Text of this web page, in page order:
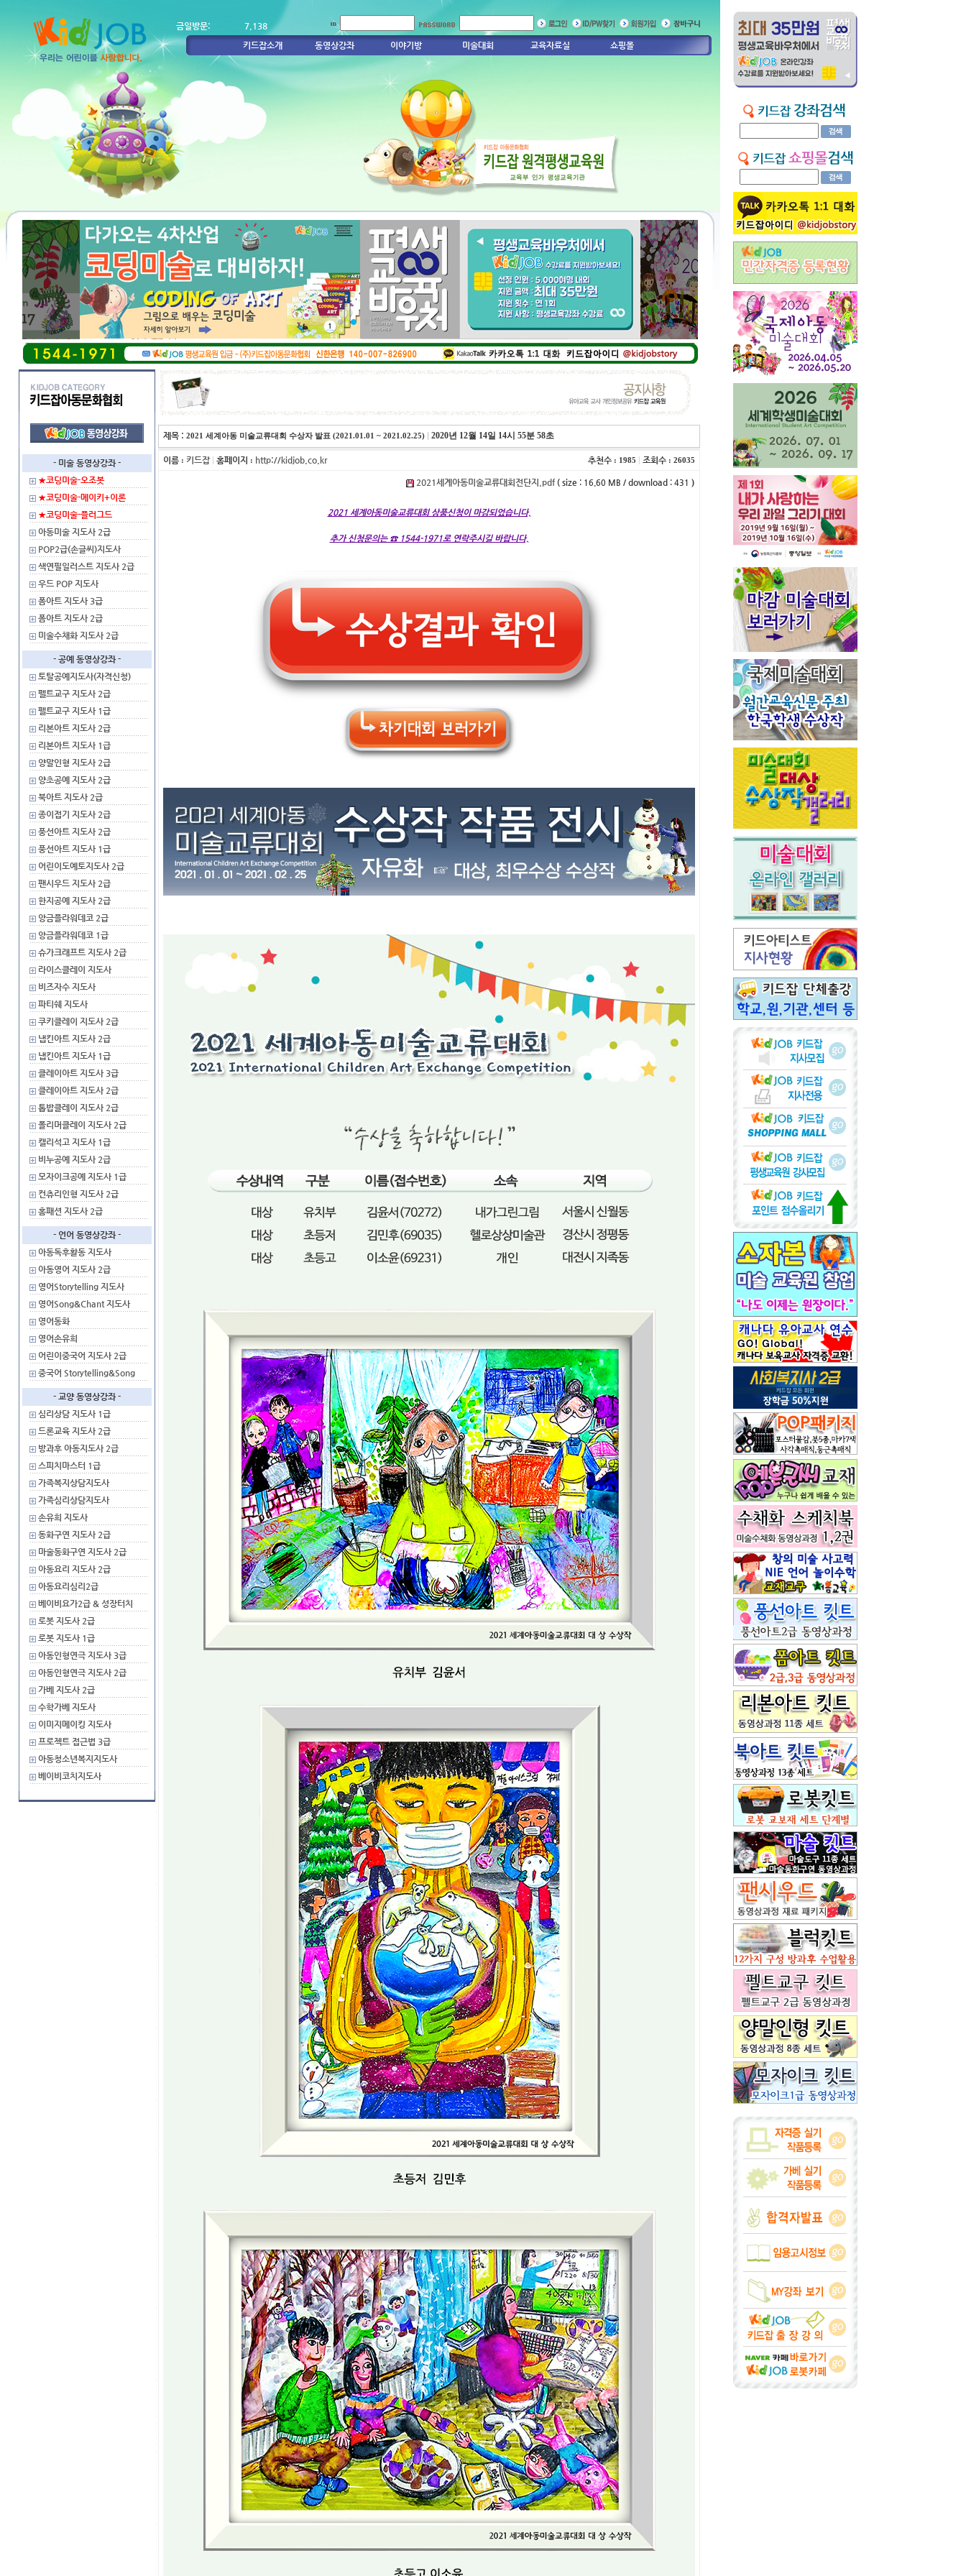
금일방문:
7,138
키드잡소개
동영상강좌 이야기방 미술대회 교육자료실 쇼핑몰
1 2 3 4
- 미술 동영상강좌 -
★코딩미술-오조봇
★코딩미술-메이키+이론
★코딩미술-플러그드
아동미술 지도사 2급
POP2급(손글씨)지도사
색연필일러스트 지도사 2급
우드 POP 지도사
폼아트 지도사 3급
폼아트 지도사 2급
미술수채화 지도사 2급
- 공예 동영상강좌 -
토탈공예지도사(자격신청)
펠트교구 지도사 2급
펠트교구 지도사 1급
리본아트 지도사 2급
리본아트 지도사 1급
양말인형 지도사 2급
양초공예 지도사 2급
북아트 지도사 2급
종이접기 지도사 2급
풍선아트 지도사 2급
풍선아트 지도사 1급
어린이도예토지도사 2급
팬시우드 지도사 2급
한지공예 지도사 2급
앙금플라워데코 2급
앙금플라워데코 1급
슈가크래프트 지도사 2급
라이스클레이 지도사
비즈자수 지도사
파티쉐 지도사
쿠키클레이 지도사 2급
냅킨아트 지도사 2급
냅킨아트 지도사 1급
클레이아트 지도사 3급
클레이아트 지도사 2급
톱밥클레이 지도사 2급
폴리머클레이 지도사 2급
캘리석고 지도사 1급
비누공예 지도사 2급
모자이크공예 지도사 1급
컨츄리인형 지도사 2급
홈패션 지도사 2급
- 언어 동영상강좌 -
아동독후활동 지도사
아동영어 지도사 2급
영어Storytelling 지도사
영어Song&Chant 지도사
영어동화
영어손유희
어린이중국어 지도사 2급
중국어 Storytelling&Song
- 교양 동영상강좌 -
심리상담 지도사 1급
드론교육 지도사 2급
방과후 아동지도사 2급
스피치마스터 1급
가족복지상담지도사
가족심리상담지도사
손유희 지도사
동화구연 지도사 2급
마술동화구연 지도사 2급
아동요리 지도사 2급
아동요리심리2급
베이비요가2급 & 성장터치
로봇 지도사 2급
로봇 지도사 1급
아동인형연극 지도사 3급
아동인형연극 지도사 2급
가베 지도사 2급
수학가베 지도사
이미지메이킹 지도사
프로젝트 접근법 3급
아동청소년복지지도사
베이비코치지도사
제목 : 2021 세계아동 미술교류대회 수상자 발표 (2021.01.01 ~ 2021.02.25) 2020년 12월 14일 14시 55분 58초
이름 : 키드잡 홈페이지 : http://kidjob.co.kr 추천수 : 1985 조회수 : 26035
2021세계아동미술교류대회전단지.pdf ( size : 16.60 MB / download : 431 )
2021 세계아동미술교류대회 상품신청이 마감되었습니다.
추가 신청문의는 ☎ 1544-1971로 연락주시길 바랍니다.